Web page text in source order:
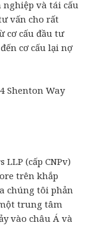
và tái cấu
vấn cho rất
cơ cấu đầu tư
cơ cấu lại nợ
Shenton Way
(cấp CNPv)
trên khắp
chúng tôi phản
trung tâm
vào châu Á và